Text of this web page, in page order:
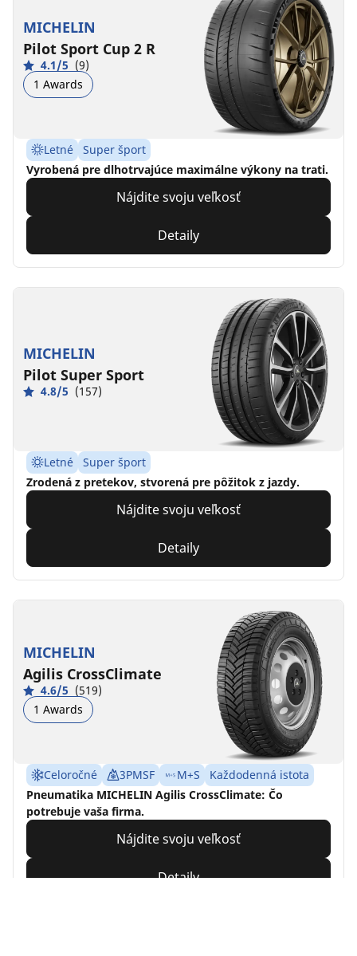
MICHELIN
Pilot Sport Cup 2 R
4.1/5 (9)
1 Awards
Letné
Super šport
Vyrobená pre dlhotrvajúce maximálne výkony na trati.
Nájdite svoju veľkosť
Detaily
MICHELIN
Pilot Super Sport
4.8/5 (157)
Letné
Super šport
Zrodená z pretekov, stvorená pre pôžitok z jazdy.
Nájdite svoju veľkosť
Detaily
MICHELIN
Agilis CrossClimate
4.6/5 (519)
1 Awards
Celoročné 3PMSF M+S
Každodenná istota
Pneumatika MICHELIN Agilis CrossClimate: Čo
potrebuje vaša firma.
Nájdite svoju veľkosť
Detaily